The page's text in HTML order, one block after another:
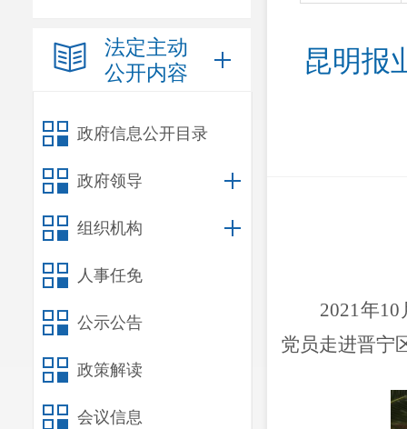
法定主动
公开内容
政府信息公开目录
政府领导
组织机构
人事任免
公示公告
政策解读
会议信息
昆明报
2021年
党员走进晋宁